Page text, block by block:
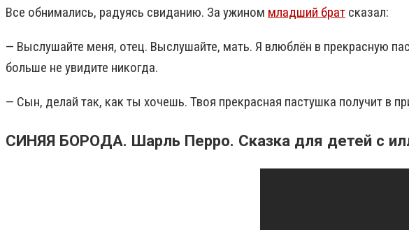
Все обнимались, радуясь свиданию. За ужином младший брат сказал:
— Выслушайте меня, отец. Выслушайте, мать. Я влюблён в прекрасную
больше не увидите никогда.
— Сын, делай так, как ты хочешь. Твоя прекрасная пастушка получит в
СИНЯЯ БОРОДА. Шарль Перро. Сказка для детей с